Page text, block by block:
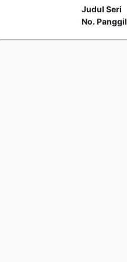
Judul Seri
No. Panggil